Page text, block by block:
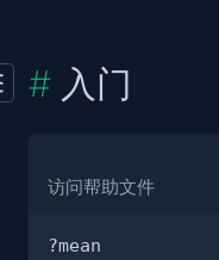
入门
访问帮助文件